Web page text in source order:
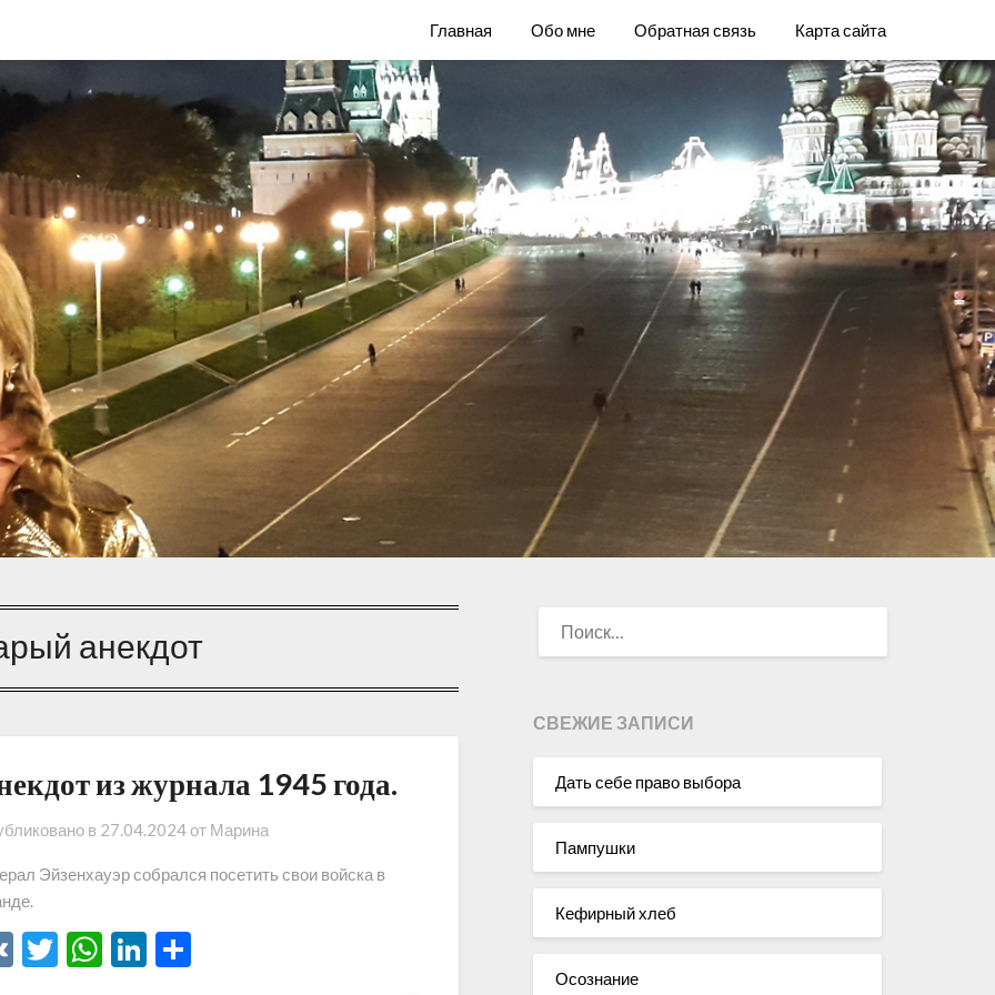
Главная Обо мне Обратная связь Карта сайта
анекдот
из журнала 1945 года.
в 27.04.2024от Марина
Эйзенхауэр собрался посетить свои войска в
VKTwitter
WhatsApp
LinkedIn
Отправить
СВЕЖИЕ ЗАПИСИ
Дать себе право выбора
Пампушки
Кефирный хлеб
Осознание